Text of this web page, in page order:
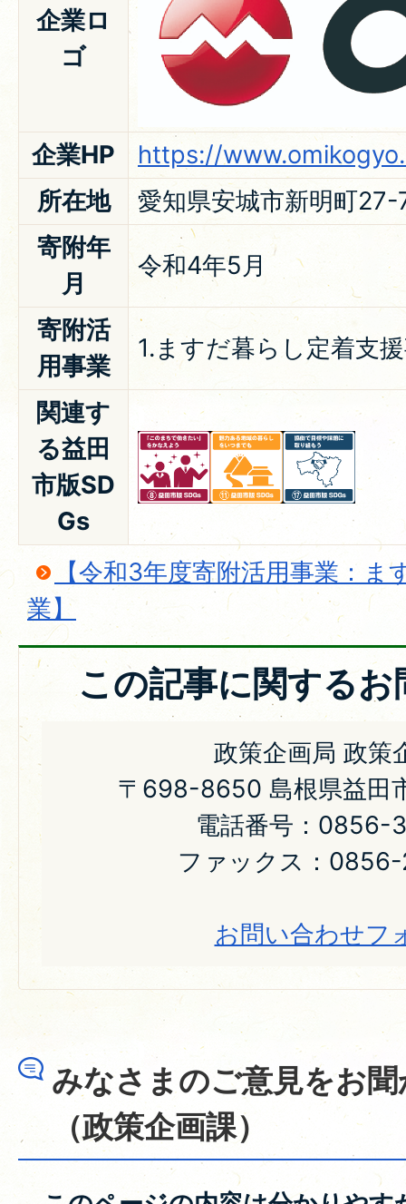
企業ロ
ゴ
企業HP
https://
所在地
愛知県安城市新明町27-
寄附年
月
令和4年5月
寄附活
用事業
1.ますだ暮らし定着支
関連す
る益田
市版SD
Gs
【令和3年度寄附活用事業：
業】
この記事に関する
政策企画局 政策
〒698-8650 島根県益田
電話番号：0856-
ファックス：
お問い合わせフ
みなさまのご意見をお
（政策企画課）